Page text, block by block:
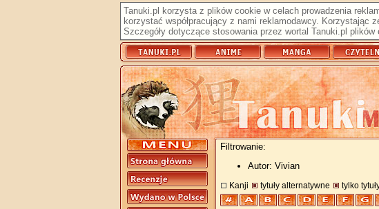
Tanuki.pl korzysta z plików cookie w celach prowadzenia
korzystać współpracujący z nami reklamodawcy. Korzystając
Szczegóły dotyczące stosowania przez wortal Tanuki.pl
Filtrowanie:
Autor: Vivian
Kanji tytuły alternatywne tylko